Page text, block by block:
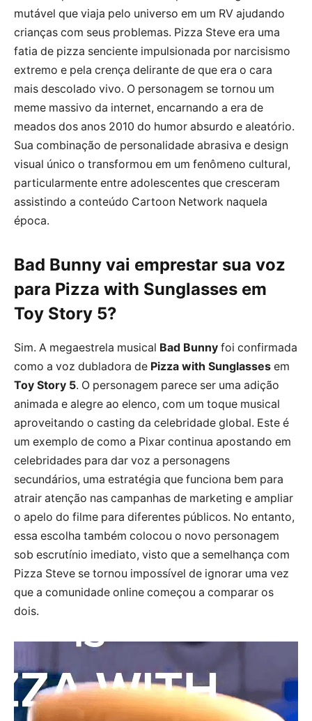
mutável que viaja pelo universo em um RV ajudando
crianças com seus problemas. Pizza Steve era uma
fatia de pizza senciente impulsionada por narcisismo
extremo e pela crença delirante de que era o cara
mais descolado vivo. O personagem se tornou um
meme massivo da internet, encarnando a era de
meados dos anos 2010 do humor absurdo e aleatório.
Sua combinação de personalidade abrasiva e design
visual único o transformou em um fenômeno cultural,
particularmente entre adolescentes que cresceram
assistindo a conteúdo Cartoon Network naquela
época.
Bad Bunny vai emprestar sua voz
para Pizza with Sunglasses em
Toy Story 5?
Sim. A megaestrela musical Bad Bunny foi confirmada
como a voz dubladora de Pizza with Sunglasses em
Toy Story 5. O personagem parece ser uma adição
animada e alegre ao elenco, com um toque musical
aproveitando o casting da celebridade global. Este é
um exemplo de como a Pixar continua apostando em
celebridades para dar voz a personagens
secundários, uma estratégia que funciona bem para
atrair atenção nas campanhas de marketing e ampliar
o apelo do filme para diferentes públicos. No entanto,
essa escolha também colocou o novo personagem
sob escrutínio imediato, visto que a semelhança com
Pizza Steve se tornou impossível de ignorar uma vez
que a comunidade online começou a comparar os
dois.